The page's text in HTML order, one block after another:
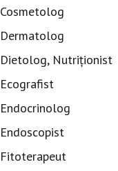
Cosmetolog
Dermatolog
Dietolog, Nutriționist
Ecografist
Endocrinolog
Endoscopist
Fitoterapeut